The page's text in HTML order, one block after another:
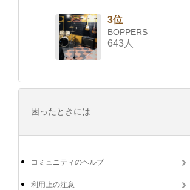
3位
BOPPERS
643人
困ったときには
コミュニティのヘルプ
利用上の注意